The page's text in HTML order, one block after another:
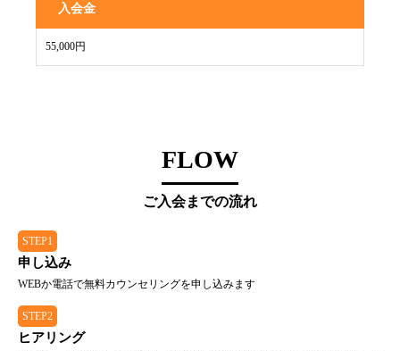
入会金
55,000円
FLOW
ご入会までの流れ
STEP1
申し込み
WEBか電話で無料カウンセリングを申し込みます
STEP2
ヒアリング